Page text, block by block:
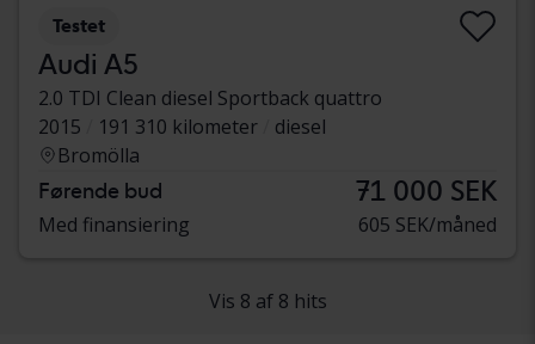
Testet
Audi A5
2.0 TDI Clean diesel Sportback quattro
2015
191 310 kilometer
diesel
Bromölla
Førende bud 71 000 SEK
Med finansiering 605 SEK/måned
Vis 8 af 8 hits